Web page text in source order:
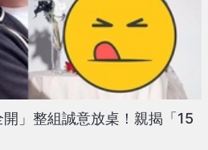
」整組誠意放桌！親揭「15